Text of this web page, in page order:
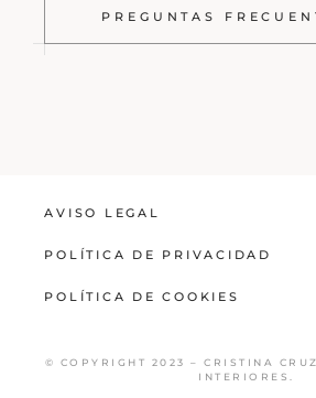
PREGUNTAS
AVISO LEGAL
POLÍTICA DE PRIVACIDAD
POLÍTICA DE COOKIES
© COPYRIGHT 2023 – CRISTINA
INTERIORES.